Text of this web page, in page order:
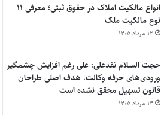
انواع مالکیت املاک در حقوق ثبتی؛ معرفی ۱۱
نوع مالکیت ملک
۱۲ مرداد ۱۴۰۵
حجت السلام نقدعلی: علی رغم افزایش چشمگیر
ورودی‌های حرفه وکالت، هدف اصلی طراحان
قانون تسهیل محقق نشده است
۱۴ مرداد ۱۴۰۵